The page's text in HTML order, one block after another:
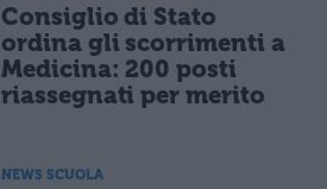
Consiglio di Stato
ordina gli scorrimenti a
Medicina: 200 posti
riassegnati per merito
NEWS SCUOLA